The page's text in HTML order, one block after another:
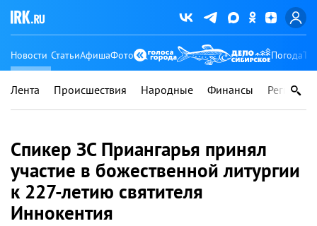
Новости СтатьиАфишаФото Погода
Лента Происшествия Народные Финансы Регионы
Спикер ЗС Приангарья принял
участие в божественной литургии
к 227-летию святителя
Иннокентия